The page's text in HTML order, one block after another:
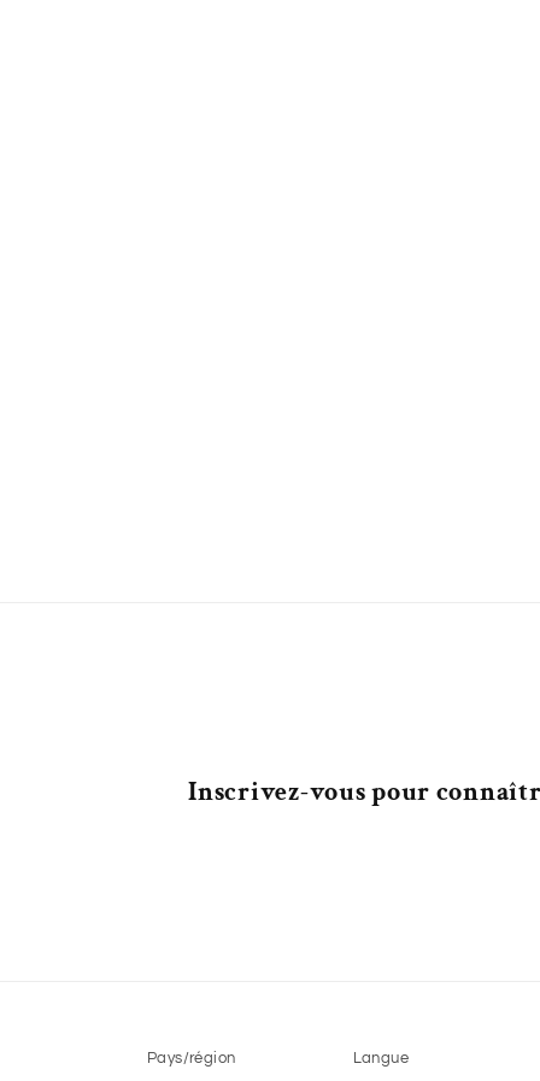
Inscrivez-vous pour
Pays/région Langue